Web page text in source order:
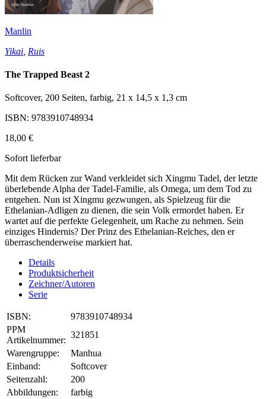
Manlin
Yikai Ruis
The Trapped Beast 2
Softcover, 200 Seiten, farbig, 21 x 14,5 x 1,3 cm
ISBN: 9783910748934
18,00 €
Sofort lieferbar
Mit dem Rücken zur Wand verkleidet sich Xingmu Tadel, der letzte
überlebende Alpha der Tadel-Familie, als Omega, um dem Tod zu
entgehen. Nun ist Xingmu gezwungen, als Spielzeug für die
Ethelanian-Adligen zu dienen, die sein Volk ermordet haben. Er
wartet auf die perfekte Gelegenheit, um Rache zu nehmen. Sein
einziges Hindernis? Der Prinz des Ethelanian-Reiches, den er
überraschenderweise markiert hat.
Details
Produktsicherheit
Zeichner/Autoren
Serie
ISBN:
9783910748934
PPM
Artikelnummer:
321851
Warengruppe:
Manhua
Einband:
Softcover
Seitenzahl:
200
Abbildungen:
farbig